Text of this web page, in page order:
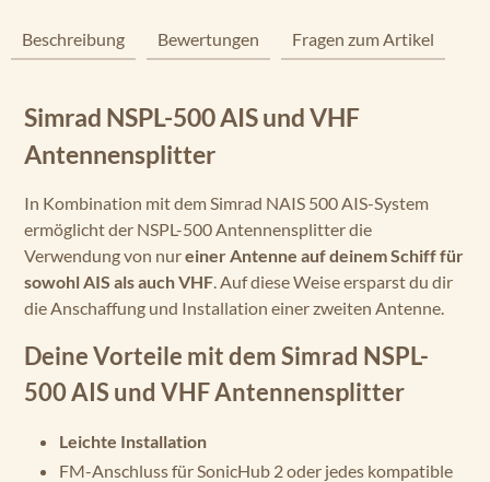
Beschreibung Bewertungen Fragen zum Artikel
Simrad NSPL-500 AIS und VHF
Antennensplitter
In Kombination mit dem Simrad NAIS 500 AIS-System
ermöglicht der NSPL-500 Antennensplitter die
Verwendung von nureiner Antenne auf deinem Schiff für
sowohl AIS als auch VHF. Auf diese Weise ersparst du dir
die Anschaffung und Installation einer zweiten Antenne.
Deine Vorteile mit dem Simrad NSPL-
500 AIS und VHF Antennensplitter
Leichte Installation
FM-Anschluss für SonicHub 2 oder jedes kompatible